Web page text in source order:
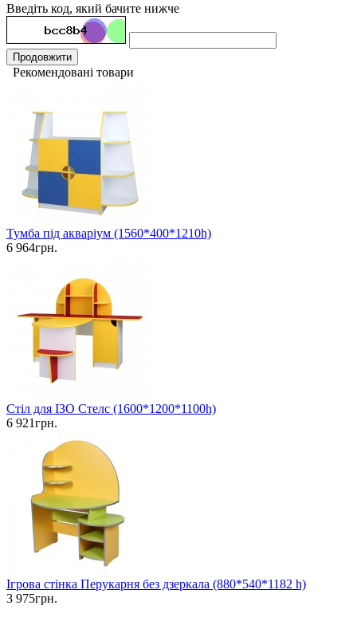
Введіть код, який бачите нижче
Продовжити
Рекомендовані товари
Тумба під акваріум (1560*400*1210h)
6 964грн.
Стіл для ІЗО Стелс (1600*1200*1100h)
6 921грн.
Ігрова стінка Перукарня без дзеркала (880*540*1182 h)
3 975грн.